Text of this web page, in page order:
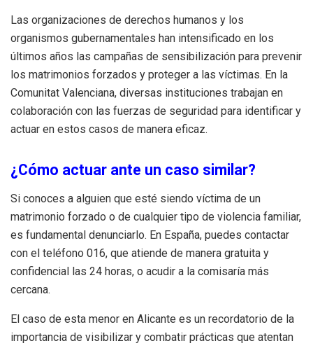
Las organizaciones de derechos humanos y los
organismos gubernamentales han intensificado en los
últimos años las campañas de sensibilización para prevenir
los matrimonios forzados y proteger a las víctimas. En la
Comunitat Valenciana, diversas instituciones trabajan en
colaboración con las fuerzas de seguridad para identificar y
actuar en estos casos de manera eficaz.
¿Cómo actuar ante un caso similar?
Si conoces a alguien que esté siendo víctima de un
matrimonio forzado o de cualquier tipo de violencia familiar,
es fundamental denunciarlo. En España, puedes contactar
con el teléfono 016, que atiende de manera gratuita y
confidencial las 24 horas, o acudir a la comisaría más
cercana.
El caso de esta menor en Alicante es un recordatorio de la
importancia de visibilizar y combatir prácticas que atentan